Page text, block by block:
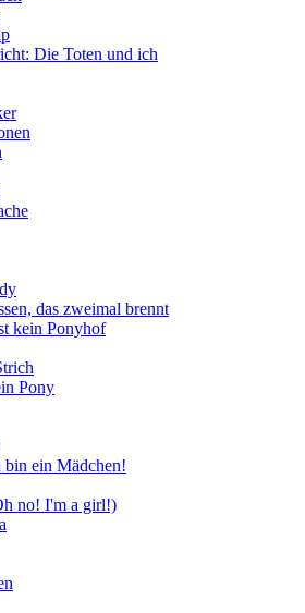
Die Toten und ich
das zweimal brennt
kein Ponyhof
Pony
ein Mädchen!
no! I'm a girl!)